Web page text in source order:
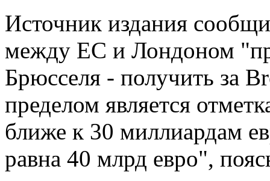
Источник издания
между ЕС и Лондоном
Брюсселя - получить за
пределом является
ближе к 30 миллиардам
равна 40 млрд евро",